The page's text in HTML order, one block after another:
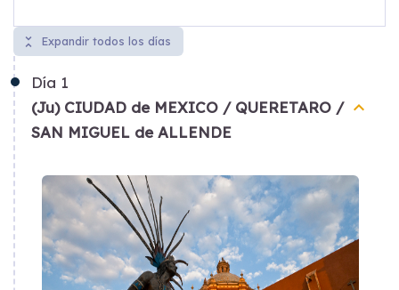
Día 1
(Ju) CIUDAD de MEXICO / QUERETARO /
SAN MIGUEL de ALLENDE
keyboard_arrow_up
unfold_less Expandir todos los días